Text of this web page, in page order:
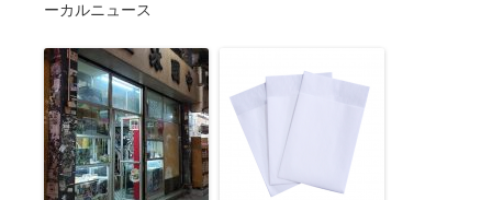
ーカルニュース